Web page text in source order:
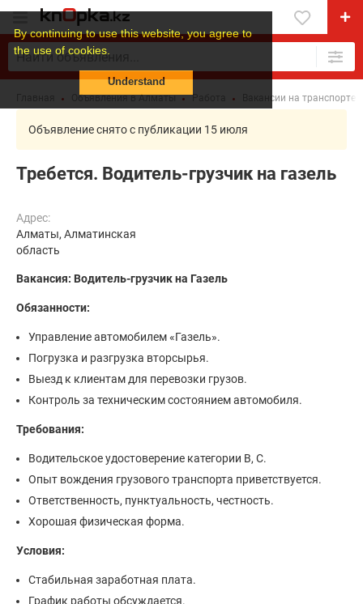
By continuing to use this website, you agree to
the use of cookies.
Understand
Объявления в Алматы Работа Вакансии на транспорте
Объявление снято с публикации 15 июля
Требется. Водитель-грузчик на газель
Адрес:
Алматы, Алматинская
область
Вакансия: Водитель-грузчик на Газель
Обязанности:
Управление автомобилем «Газель».
Погрузка и разгрузка вторсырья.
Выезд к клиентам для перевозки грузов.
Контроль за техническим состоянием автомобиля.
Требования:
Водительское удостоверение категории B, C.
Опыт вождения грузового транспорта приветствуется.
Ответственность, пунктуальность, честность.
Хорошая физическая форма.
Условия:
Стабильная заработная плата.
График работы обсуждается.